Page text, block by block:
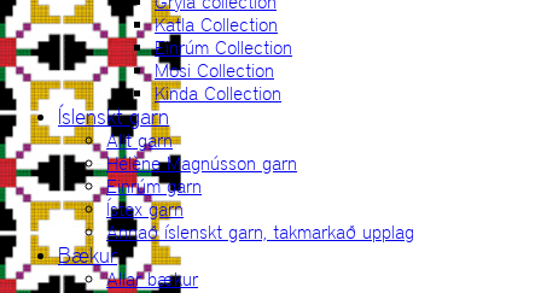
Katla Collection
Einrúm Collection
Mosi Collection
Kinda Collection
Íslenskt garn
Allt garn
Hélène Magnússon garn
Einrúm garn
Ístex garn
Annað íslenskt garn, takmarkað upplag
Bækur
Allar bækur